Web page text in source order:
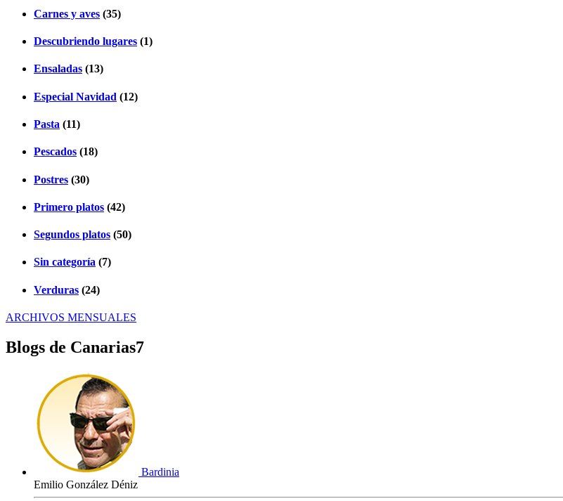
Carnes y aves (35)
Descubriendo lugares (1)
Ensaladas (13)
Especial Navidad (12)
Pasta (11)
Pescados (18)
Postres (30)
Primero platos (42)
Segundos platos (50)
Sin categoría (7)
Verduras (24)
ARCHIVOS MENSUALES
Blogs de Canarias7
Bardinia
Emilio González Déniz